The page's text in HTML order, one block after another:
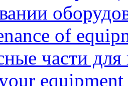
of
части для
equipment